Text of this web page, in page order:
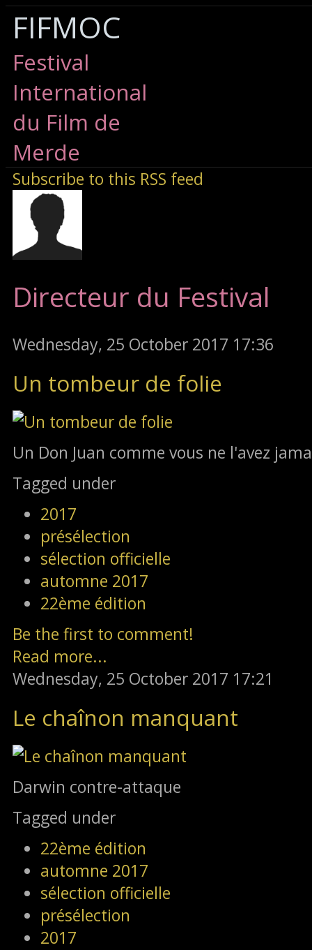
FIFMOC
Festival
International
du Film de
Merde
Subscribe to this RSS feed
Directeur du Festival
Wednesday, 25 October 2017 17:36
Un tombeur de folie
Un Don Juan comme vous ne l'avez
Tagged under
2017
présélection
sélection officielle
automne 2017
22ème édition
Be the first to comment!
Read more...
Wednesday, 25 October 2017 17:21
Le chaînon manquant
Darwin contre-attaque
Tagged under
22ème édition
automne 2017
sélection officielle
présélection
2017